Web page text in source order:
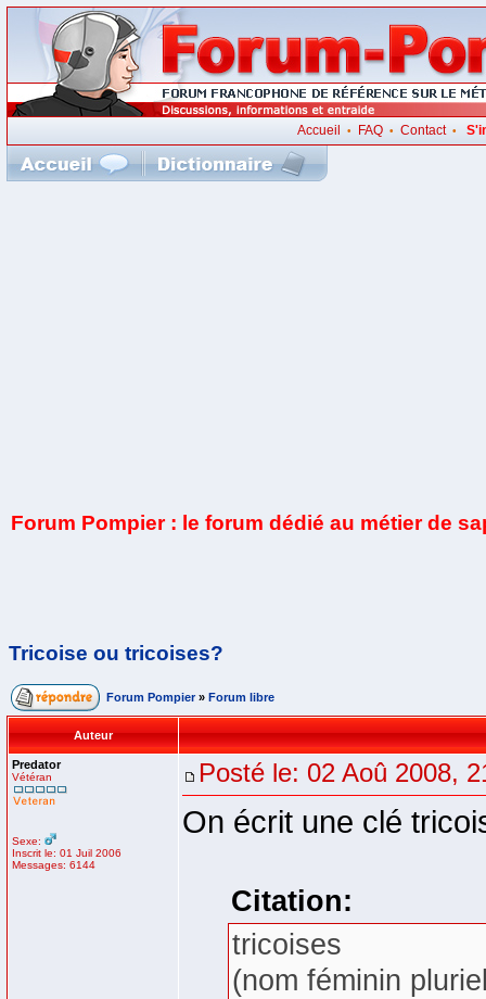
Accueil • FAQ• Contact•
Forum Pompier : le forum dédié au métier de
Tricoise ou tricoises?
Forum Pompier » Forum libre
Auteur
Predator
Vétéran
Sexe:
Inscrit le: 01 Juil 2006
Messages: 6144
Posté le: 02 Aoû 2008,
On écrit une clé
Citation:
tricoises
(nom féminin